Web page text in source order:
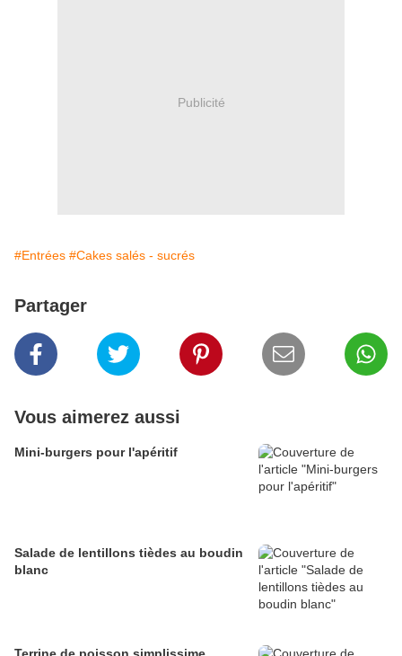
Publicité
#Entrées #Cakes salés - sucrés
Partager
Vous aimerez aussi
Mini-burgers pour l'apéritif
Salade de lentillons tièdes au boudin
blanc